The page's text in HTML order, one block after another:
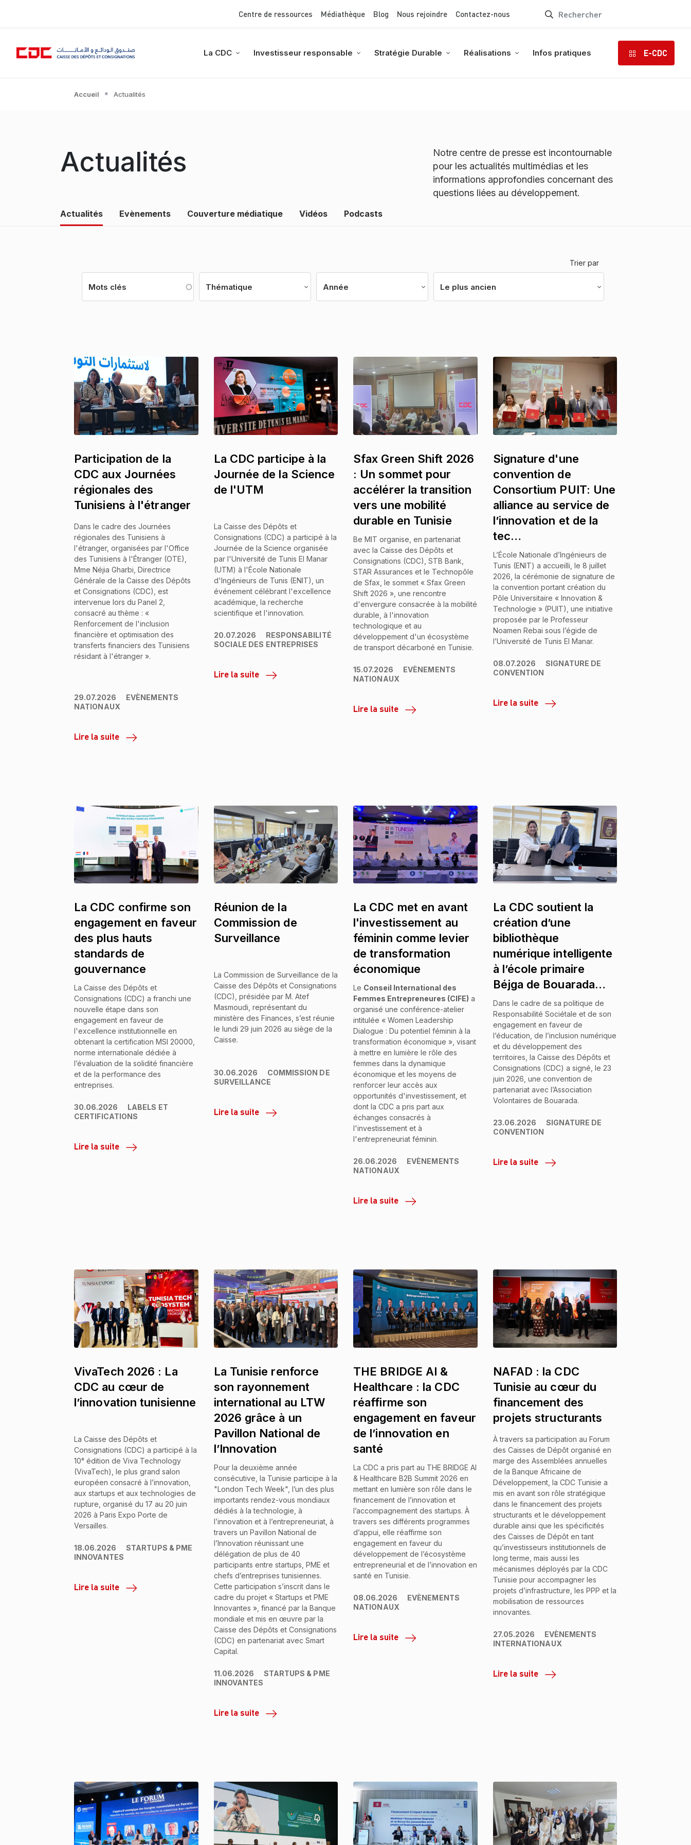
au
Top Menu
Centre de ressources Médiathèque Blog Nous rejoindre Contactez-nous
La CDC Investisseur responsable Stratégie Durable Réalisations Infos pratiques E-CDC
Accueil Actualités
Actualités
Notre centre de presse est incontournable
pour les actualités multimédias et les
informations approfondies concernant des
questions liées au développement.
Menu Médiathèque
Actualités Evènements Couverture médiatique Vidéos Podcasts
Thématique
Trier par
Le plus ancien
Participation de la
CDC aux Journées
régionales des
Tunisiens à l'étranger
Dans le cadre des Journées
régionales des Tunisiens à
l'étranger, organisées par l'Office
des Tunisiens à l'Étranger (OTE),
Mme Néjia Gharbi, Directrice
Générale de la Caisse des Dépôts
et Consignations (CDC), est
intervenue lors du Panel 2,
consacré au thème : «
Renforcement de l'inclusion
financière et optimisation des
transferts financiers des Tunisiens
résidant à l'étranger ».
29.07.2026
EVÈNEMENTS
NATIONAUX
Lire la suite
La CDC participe à la
Journée de la Science
de l'UTM
La Caisse des Dépôts et
Consignations (CDC) a participé à la
Journée de la Science organisée
par l'Université de Tunis El Manar
(UTM) à l'École Nationale
d'Ingénieurs de Tunis (ENIT), un
événement célébrant l'excellence
académique, la recherche
scientifique et l'innovation.
20.07.2026
RESPONSABILITÉ
SOCIALE DES ENTREPRISES
Lire la suite
Sfax Green Shift 2026
: Un sommet pour
accélérer la transition
vers une mobilité
durable en Tunisie
Be MIT organise, en partenariat
avec la Caisse des Dépôts et
Consignations (CDC), STB Bank,
STAR Assurances et le Technopôle
de Sfax, le sommet « Sfax Green
Shift 2026 », une rencontre
d'envergure consacrée à la mobilité
durable, à l'innovation
technologique et au
développement d'un écosystème
de transport décarboné en Tunisie.
15.07.2026
EVÈNEMENTS
NATIONAUX
Lire la suite
Signature d'une
convention de
Consortium PUIT: Une
alliance au service de
l’innovation et de la
tec…
L’École Nationale d’Ingénieurs de
Tunis (ENIT) a accueilli, le 8 juillet
2026, la cérémonie de signature de
la convention portant création du
Pôle Universitaire « Innovation &
Technologie » (PUIT), une initiative
proposée par le Professeur
Noamen Rebai sous l’égide de
l’Université de Tunis El Manar.
08.07.2026
SIGNATURE DE
CONVENTION
Lire la suite
La CDC confirme son
engagement en faveur
des plus hauts
standards de
gouvernance
La Caisse des Dépôts et
Consignations (CDC) a franchi une
nouvelle étape dans son
engagement en faveur de
l'excellence institutionnelle en
obtenant la certification MSI 20000,
norme internationale dédiée à
l’évaluation de la solidité financière
et de la performance des
entreprises.
30.06.2026
LABELS ET
CERTIFICATIONS
Lire la suite
Réunion de la
Commission de
Surveillance
La Commission de Surveillance de la
Caisse des Dépôts et Consignations
(CDC), présidée par M. Atef
Masmoudi, représentant du
ministère des Finances, s’est réunie
le lundi 29 juin 2026 au siège de la
Caisse.
30.06.2026
COMMISSION DE
SURVEILLANCE
Lire la suite
La CDC met en avant
l'investissement au
féminin comme levier
de transformation
économique
Le Conseil International des
Femmes Entrepreneures (CIFE) a
organisé une conférence-atelier
intitulée « Women Leadership
Dialogue : Du potentiel féminin à la
transformation économique », visant
à mettre en lumière le rôle des
femmes dans la dynamique
économique et les moyens de
renforcer leur accès aux
opportunités d'investissement, et
dont la CDC a pris part aux
échanges consacrés à
l'investissement et à
l'entrepreneuriat féminin.
26.06.2026
EVÈNEMENTS
NATIONAUX
Lire la suite
La CDC soutient la
création d’une
bibliothèque
numérique intelligente
à l’école primaire
Béjga de Bouarada…
Dans le cadre de sa politique de
Responsabilité Sociétale et de son
engagement en faveur de
l’éducation, de l’inclusion numérique
et du développement des
territoires, la Caisse des Dépôts et
Consignations (CDC) a signé, le 23
juin 2026, une convention de
partenariat avec l’Association
Volontaires de Bouarada.
23.06.2026
SIGNATURE DE
CONVENTION
Lire la suite
VivaTech 2026 : La
CDC au cœur de
l’innovation tunisienne
La Caisse des Dépôts et
Consignations (CDC) a participé à la
10ᵉ édition de Viva Technology
(VivaTech), le plus grand salon
européen consacré à l’innovation,
aux startups et aux technologies de
rupture, organisé du 17 au 20 juin
2026 à Paris Expo Porte de
Versailles.
18.06.2026
STARTUPS & PME
INNOVANTES
Lire la suite
La Tunisie renforce
son rayonnement
international au LTW
2026 grâce à un
Pavillon National de
l’Innovation
Pour la deuxième année
consécutive, la Tunisie participe à la
"London Tech Week", l’un des plus
importants rendez-vous mondiaux
dédiés à la technologie, à
l’innovation et à l’entrepreneuriat, à
travers un Pavillon National de
l’Innovation réunissant une
délégation de plus de 40
participants entre startups, PME et
chefs d’entreprises tunisiennes.
Cette participation s’inscrit dans le
cadre du projet « Startups et PME
Innovantes », financé par la Banque
mondiale et mis en œuvre par la
Caisse des Dépôts et Consignations
(CDC) en partenariat avec Smart
Capital.
11.06.2026
STARTUPS & PME
INNOVANTES
Lire la suite
THE BRIDGE AI &
Healthcare : la CDC
réaffirme son
engagement en faveur
de l’innovation en
santé
La CDC a pris part au THE BRIDGE AI
& Healthcare B2B Summit 2026 en
mettant en lumière son rôle dans le
financement de l’innovation et
l’accompagnement des startups. À
travers ses différents programmes
d’appui, elle réaffirme son
engagement en faveur du
développement de l’écosystème
entrepreneurial et de l’innovation en
santé en Tunisie.
08.06.2026
EVÈNEMENTS
NATIONAUX
Lire la suite
NAFAD : la CDC
Tunisie au cœur du
financement des
projets structurants
À travers sa participation au Forum
des Caisses de Dépôt organisé en
marge des Assemblées annuelles
de la Banque Africaine de
Développement, la CDC Tunisie a
mis en avant son rôle stratégique
dans le financement des projets
structurants et le développement
durable ainsi que les spécificités
des Caisses de Dépôt en tant
qu’investisseurs institutionnels de
long terme, mais aussi les
mécanismes déployés par la CDC
Tunisie pour accompagner les
projets d’infrastructure, les PPP et la
mobilisation de ressources
innovantes.
27.05.2026
EVÈNEMENTS
INTERNATIONAUX
Lire la suite